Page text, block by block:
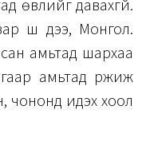
өвлийг давахгүй.
шүү дээ, Монгол.
амьтад шархаа
амьтад үржиж
чононд идэх хоол